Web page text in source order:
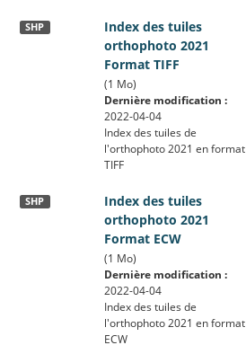
Index des tuiles
orthophoto 2021
Format TIFF
SHP
(1 Mo)
Dernière modification :
2022-04-04
Index des tuiles de
l'orthophoto 2021 en format
TIFF
Index des tuiles
orthophoto 2021
Format ECW
SHP
(1 Mo)
Dernière modification :
2022-04-04
Index des tuiles de
l'orthophoto 2021 en format
ECW